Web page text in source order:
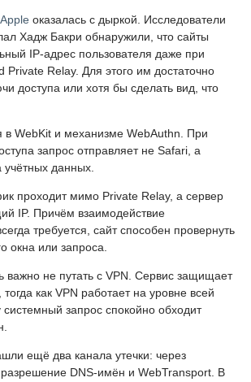
Apple оказалась с дыркой. Исследователи
Хадж Бакри обнаружили, что сайты
IP-адрес пользователя даже при
Private Relay. Для этого им достаточно
доступа или хотя бы сделать вид, что
в WebKit и механизме WebAuthn. При
запрос отправляет не Safari, а
данных.
проходит мимо Private Relay, а сервер
IP. Причём взаимодействие
требуется, сайт способен провернуть
окна или запроса.
важно не путать с VPN. Сервис защищает
как VPN работает на уровне всей
запрос спокойно обходит
ещё два канала утечки: через
DNS-имён и WebTransport. В